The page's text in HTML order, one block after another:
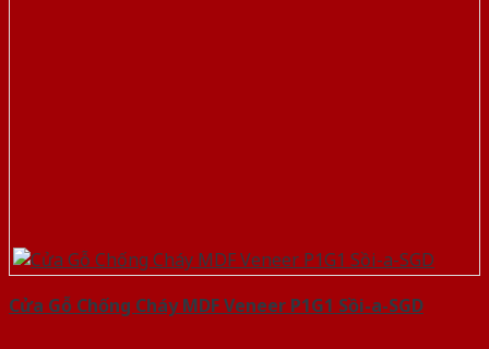
Cửa Gỗ Chống Cháy MDF Veneer P1G1 Sồi-a-SGD